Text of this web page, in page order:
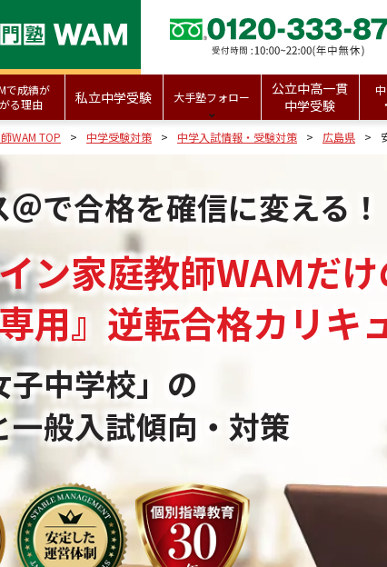
で成績が
る理由
私立中学受験 大手塾フォロー
公立中高一貫
中学受験
WAM TOP 中学受験対策 中学入試情報・受験対策 広島県
で合格を確信に変える！
ン家庭教師WAMだ
用』 逆転合格カリキ
子中学校」の
一般入試傾向・対策